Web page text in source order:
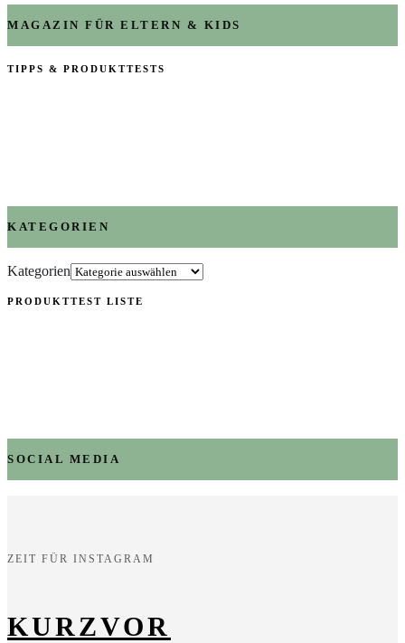
MAGAZIN FÜR ELTERN & KIDS
TIPPS & PRODUKTTESTS
KATEGORIEN
Kategorien
PRODUKTTEST LISTE
SOCIAL MEDIA
ZEIT FÜR INSTAGRAM
KURZVOR